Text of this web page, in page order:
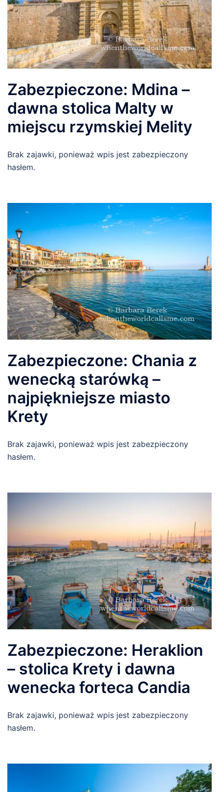
Zabezpieczone: Mdina –
dawna stolica Malty w
miejscu rzymskiej Melity
Brak zajawki, ponieważ wpis jest zabezpieczony
hasłem.
Zabezpieczone: Chania z
wenecką starówką –
najpiękniejsze miasto
Krety
Brak zajawki, ponieważ wpis jest zabezpieczony
hasłem.
Zabezpieczone: Heraklion
– stolica Krety i dawna
wenecka forteca Candia
Brak zajawki, ponieważ wpis jest zabezpieczony
hasłem.